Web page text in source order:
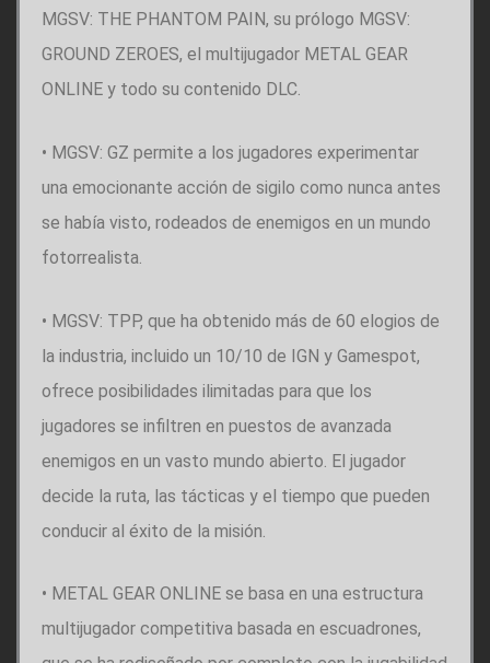
MGSV: THE PHANTOM PAIN, su prólogo MGSV:
GROUND ZEROES, el multijugador METAL GEAR
ONLINE y todo su contenido DLC.
• MGSV: GZ permite a los jugadores experimentar
una emocionante acción de sigilo como nunca antes
se había visto, rodeados de enemigos en un mundo
fotorrealista.
• MGSV: TPP, que ha obtenido más de 60 elogios de
la industria, incluido un 10/10 de IGN y Gamespot,
ofrece posibilidades ilimitadas para que los
jugadores se infiltren en puestos de avanzada
enemigos en un vasto mundo abierto. El jugador
decide la ruta, las tácticas y el tiempo que pueden
conducir al éxito de la misión.
• METAL GEAR ONLINE se basa en una estructura
multijugador competitiva basada en escuadrones,